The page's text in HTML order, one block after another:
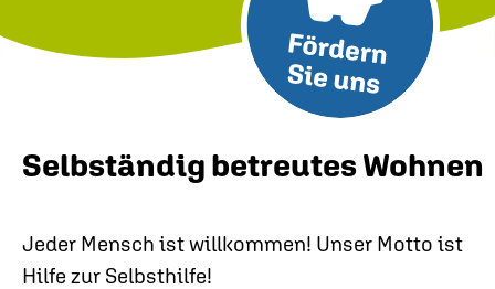
Selbständig betreutes Wohnen
Jeder Mensch ist willkommen! Unser Motto ist
Hilfe zur Selbsthilfe!